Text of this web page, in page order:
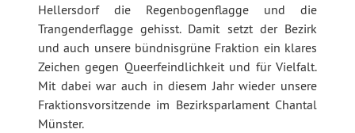
Hellersdorfdie Regenbogenflagge und die
Trangenderflagge gehisst. Damit setzt der Bezirk
und auch unsere bündnisgrüne Fraktion ein klares
Zeichengegen Queerfeindlichkeit und für Vielfalt.
Mit dabei war auch in diesem Jahr wieder unsere
Fraktionsvorsitzende im Bezirksparlament Chantal
Münster.